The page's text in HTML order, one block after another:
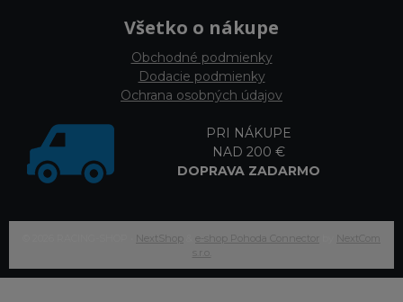
Všetko o nákupe
Obchodné podmienky
Dodacie podmienky
Ochrana osobných údajov
PRI NÁKUPE
NAD 200 €
DOPRAVA ZADARMO
NextShop e-shop Pohoda Connector
NextCom